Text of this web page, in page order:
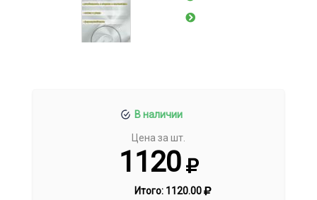
В наличии
Цена за шт.
1120
Итого: 1120.00